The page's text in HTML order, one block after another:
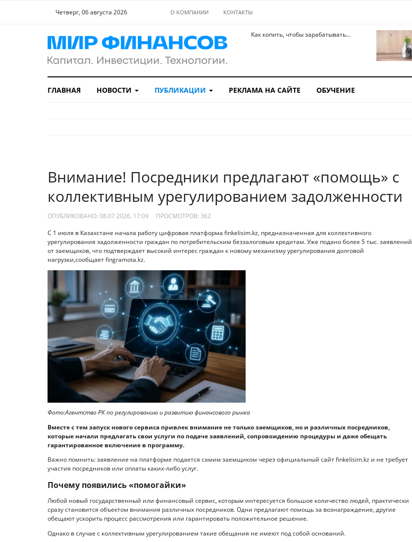
Четверг, 06 августа 2026 О КОМПАНИИ КОНТАКТЫ
Как копить, чтобы зарабатывать...
ГЛАВНАЯ НОВОСТИ ПУБЛИКАЦИИ РЕКЛАМА НА САЙТЕ ОБУЧЕНИЕ
Внимание! Посредники предлагают «помощь» с
коллективным урегулированием задолженности
ОПУБЛИКОВАНО: 08.07.2026, 17:09 ПРОСМОТРОВ: 362
С 1 июля в Казахстане начала работу цифровая платформа finkelisim.kz, предназначенная для коллективного
урегулирования задолженности граждан по потребительским беззалоговым кредитам. Уже подано более 5 тыс. заявлений
от заемщиков, что подтверждает высокий интерес граждан к новому механизму урегулирования долговой
нагрузки,сообщает fingramota.kz.
Фото:Агентство РК по регулированию и развитию финансового рынка
Вместе с тем запуск нового сервиса привлек внимание не только заемщиков, но и различных посредников,
которые начали предлагать свои услуги по подаче заявлений, сопровождению процедуры и даже обещать
гарантированное включение в программу.
Важно помнить: заявление на платформе подается самим заемщиком через официальный сайт finkelisim.kz и не требует
участия посредников или оплаты каких-либо услуг.
Почему появились «помогайки»
Любой новый государственный или финансовый сервис, которым интересуется большое количество людей, практически
сразу становится объектом внимания различных посредников. Одни предлагают помощь за вознаграждение, другие
обещают ускорить процесс рассмотрения или гарантировать положительное решение.
Однако в случае с коллективным урегулированием такие обещания не имеют под собой оснований.